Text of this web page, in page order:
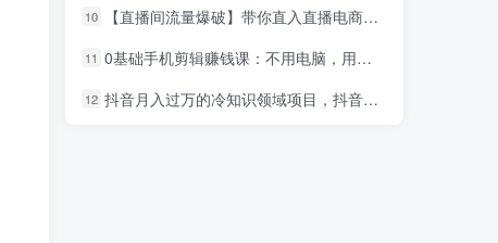
10 【直播间流量爆破】带你直入直播电商带货核心真相，破除盈利瓶颈
11 0基础手机剪辑赚钱课：不用电脑，用手机剪辑抖音教程
12 抖音月入过万的冷知识领域项目，抖音赚钱方式大解析，不适宜公开解决方案